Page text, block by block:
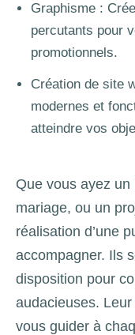
Graphisme :
percutants pour
promotionnels.
Création de site
modernes et
atteindre vos
Que vous ayez un
mariage, ou un
réalisation d’une
accompagner. Ils
disposition pour
audacieuses.
vous guider à